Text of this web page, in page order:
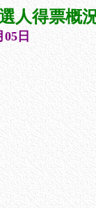
人得票概
日